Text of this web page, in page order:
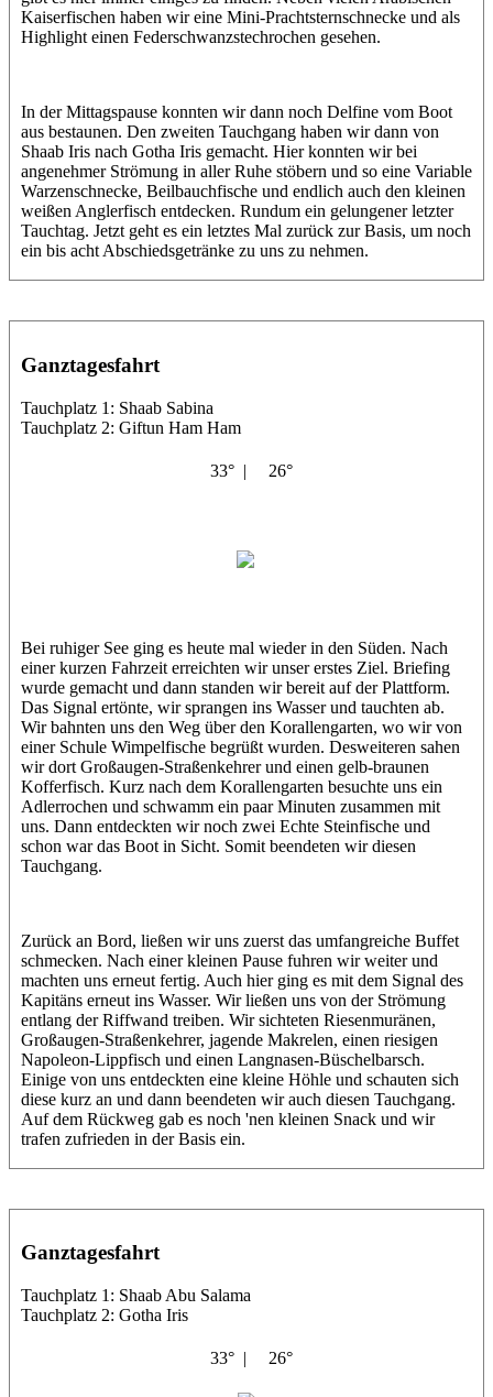
Kaiserfischen haben wir eine Mini-Prachtsternschnecke und als
Highlight einen Federschwanzstechrochen gesehen.
In der Mittagspause konnten wir dann noch Delfine vom Boot
aus bestaunen. Den zweiten Tauchgang haben wir dann von
Shaab Iris nach Gotha Iris gemacht. Hier konnten wir bei
angenehmer Strömung in aller Ruhe stöbern und so eine Variable
Warzenschnecke, Beilbauchfische und endlich auch den kleinen
weißen Anglerfisch entdecken. Rundum ein gelungener letzter
Tauchtag. Jetzt geht es ein letztes Mal zurück zur Basis, um noch
ein bis acht Abschiedsgetränke zu uns zu nehmen.
Ganztagesfahrt
Tauchplatz 1: Shaab Sabina
Tauchplatz 2: Giftun Ham Ham
33° | 26°
Bei ruhiger See ging es heute mal wieder in den Süden. Nach
einer kurzen Fahrzeit erreichten wir unser erstes Ziel. Briefing
wurde gemacht und dann standen wir bereit auf der Plattform.
Das Signal ertönte, wir sprangen ins Wasser und tauchten ab.
Wir bahnten uns den Weg über den Korallengarten, wo wir von
einer Schule Wimpelfische begrüßt wurden. Desweiteren sahen
wir dort Großaugen-Straßenkehrer und einen gelb-braunen
Kofferfisch. Kurz nach dem Korallengarten besuchte uns ein
Adlerrochen und schwamm ein paar Minuten zusammen mit
uns. Dann entdeckten wir noch zwei Echte Steinfische und
schon war das Boot in Sicht. Somit beendeten wir diesen
Tauchgang.
Zurück an Bord, ließen wir uns zuerst das umfangreiche Buffet
schmecken. Nach einer kleinen Pause fuhren wir weiter und
machten uns erneut fertig. Auch hier ging es mit dem Signal des
Kapitäns erneut ins Wasser. Wir ließen uns von der Strömung
entlang der Riffwand treiben. Wir sichteten Riesenmuränen,
Großaugen-Straßenkehrer, jagende Makrelen, einen riesigen
Napoleon-Lippfisch und einen Langnasen-Büschelbarsch.
Einige von uns entdeckten eine kleine Höhle und schauten sich
diese kurz an und dann beendeten wir auch diesen Tauchgang.
Auf dem Rückweg gab es noch 'nen kleinen Snack und wir
trafen zufrieden in der Basis ein.
Ganztagesfahrt
Tauchplatz 1: Shaab Abu Salama
Tauchplatz 2: Gotha Iris
33° | 26°